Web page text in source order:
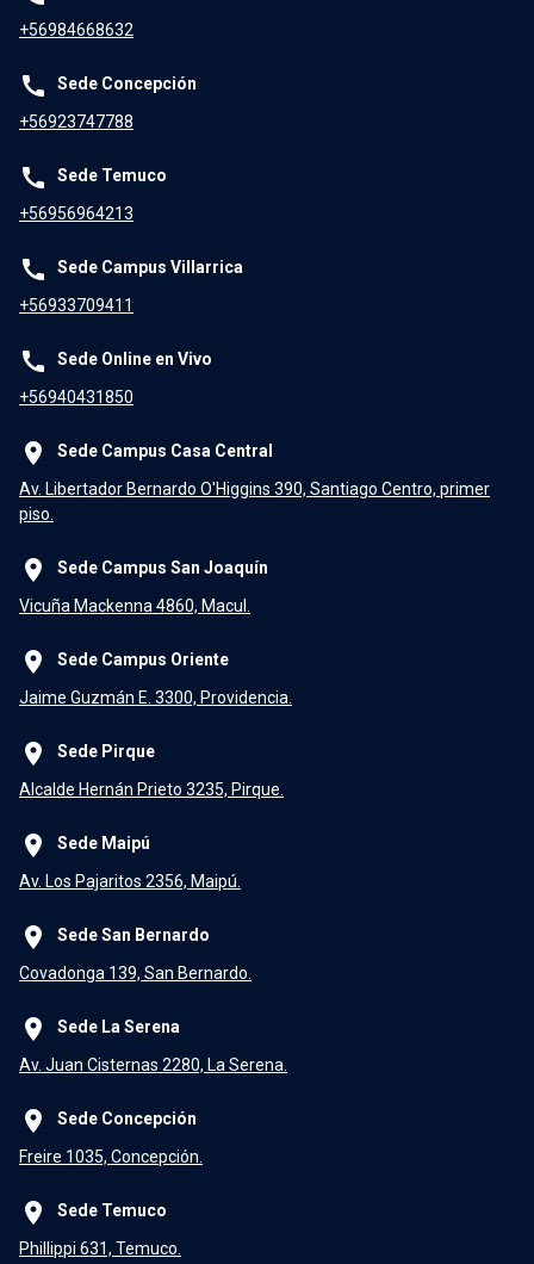
+56984668632
call
Sede Concepción
+56923747788
call
Sede Temuco
+56956964213
call
Sede Campus Villarrica
+56933709411
call
Sede Online en Vivo
+56940431850
place
Sede Campus Casa Central
Av. Libertador Bernardo O'Higgins 390, Santiago Centro, primer
piso.
place
Sede Campus San Joaquín
Vicuña Mackenna 4860, Macul.
place
Sede Campus Oriente
Jaime Guzmán E. 3300, Providencia.
place
Sede Pirque
Alcalde Hernán Prieto 3235, Pirque.
place
Sede Maipú
Av. Los Pajaritos 2356, Maipú.
place
Sede San Bernardo
Covadonga 139, San Bernardo.
place
Sede La Serena
Av. Juan Cisternas 2280, La Serena.
place
Sede Concepción
Freire 1035, Concepción.
place
Sede Temuco
Phillippi 631, Temuco.